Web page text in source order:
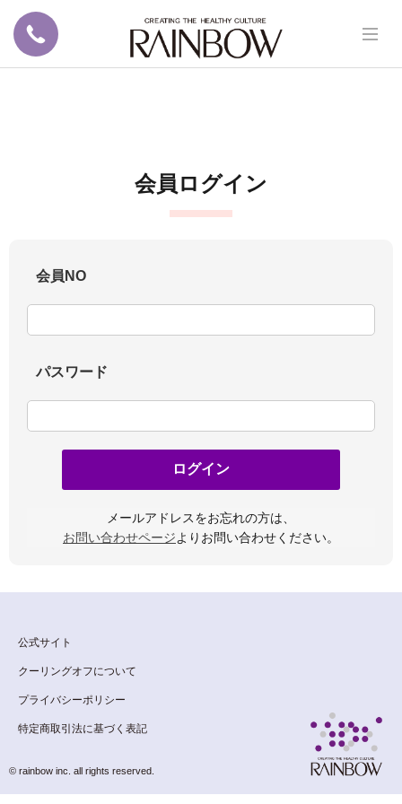
会員ログイン
会員NO
パスワード
メールアドレスをお忘れの方は、
お問い合わせページよりお問い合わせください。
公式サイト
クーリングオフについて
プライバシーポリシー
特定商取引法に基づく表記
© rainbow inc. all rights reserved.